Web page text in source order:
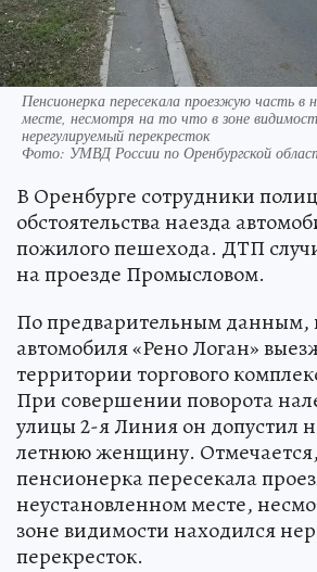
Пенсионерка пересекала проезжую часть в
месте, несмотря на то что в зоне
нерегулируемый перекресток
Фото: УМВД России по Оренбургской
В Оренбурге сотрудники
обстоятельства наезда
пожилого пешехода. ДТП
на проезде Промысловом.
По предварительным данным,
автомобиля «Рено Логан»
территории торгового
При совершении поворота
улицы 2-я Линия он допустил
летнюю женщину.
пенсионерка пересекала
неустановленном месте,
зоне видимости находился
перекресток.